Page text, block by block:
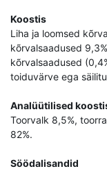
Koostis
Liha ja loomsed
kõrvalsaadused
kõrvalsaadused
toiduvärve ega
Analüütilised
Toorvalk 8,5%,
82%.
Söödalisandid